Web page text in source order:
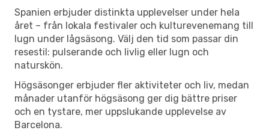
Spanien erbjuder distinkta upplevelser under hela
året – från lokala festivaler och kulturevenemang till
lugn under lågsäsong. Välj den tid som passar din
resestil: pulserande och livlig eller lugn och
naturskön.
Högsäsonger erbjuder fler aktiviteter och liv, medan
månader utanför högsäsong ger dig bättre priser
och en tystare, mer uppslukande upplevelse av
Barcelona.